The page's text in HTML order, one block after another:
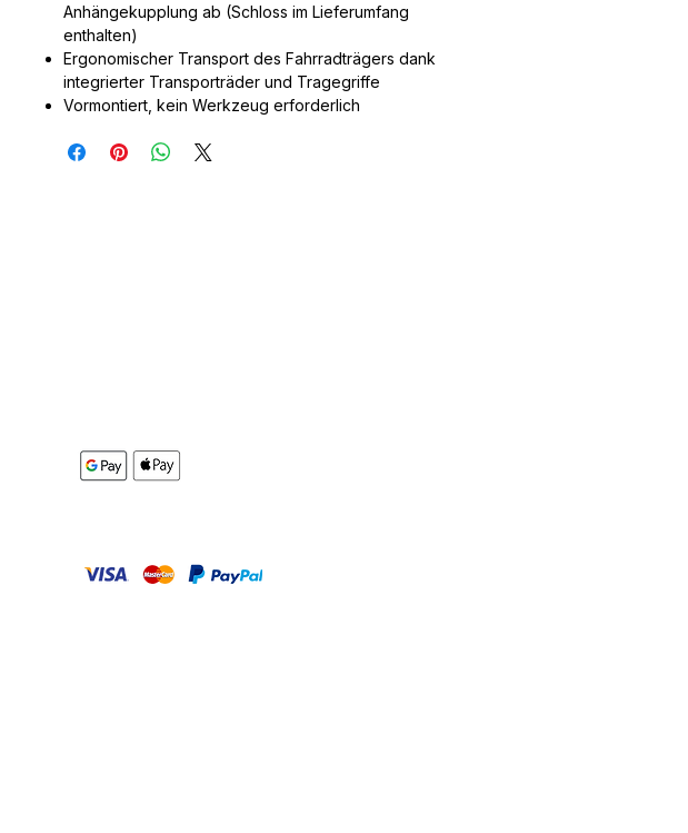
Anhängekupplung ab (Schloss im Lieferumfang
enthalten)
Ergonomischer Transport des Fahrradträgers dank
integrierter Transporträder und Tragegriffe
Vormontiert, kein Werkzeug erforderlich